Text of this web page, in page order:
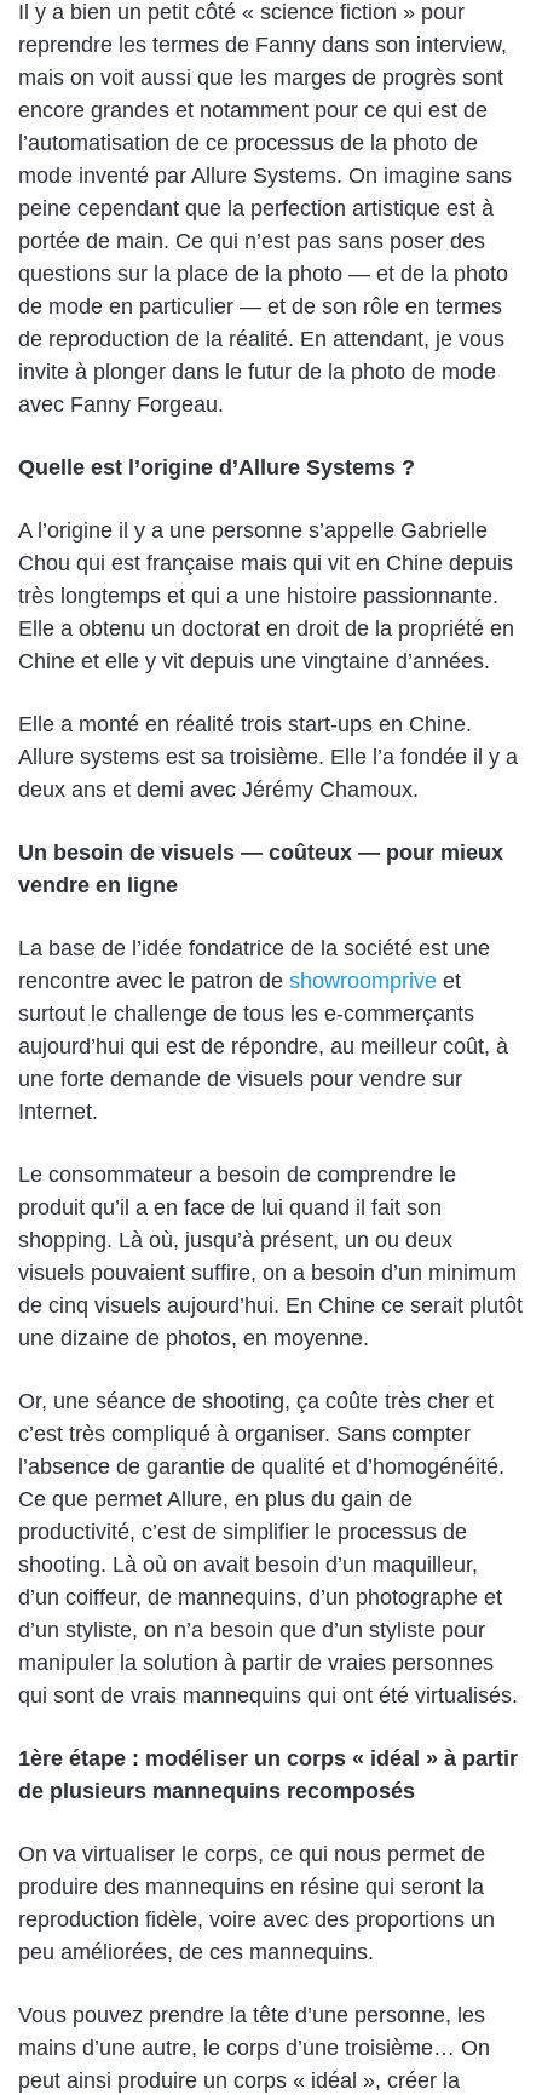
Il y a bien un petit côté « science fiction » pour
reprendre les termes de Fanny dans son interview,
mais on voit aussi que les marges de progrès sont
encore grandes et notamment pour ce qui est de
l’automatisation de ce processus de la photo de
mode inventé par Allure Systems. On imagine sans
peine cependant que la perfection artistique est à
portée de main. Ce qui n’est pas sans poser des
questions sur la place de la photo — et de la photo
de mode en particulier — et de son rôle en termes
de reproduction de la réalité. En attendant, je vous
invite à plonger dans le futur de la photo de mode
avec Fanny Forgeau.
Quelle est l’origine d’Allure Systems ?
A l’origine il y a une personne s’appelle Gabrielle
Chou qui est française mais qui vit en Chine depuis
très longtemps et qui a une histoire passionnante.
Elle a obtenu un doctorat en droit de la propriété en
Chine et elle y vit depuis une vingtaine d’années.
Elle a monté en réalité trois start-ups en Chine.
Allure systems est sa troisième. Elle l’a fondée il y a
deux ans et demi avec Jérémy Chamoux.
Un besoin de visuels — coûteux — pour mieux
vendre en ligne
La base de l’idée fondatrice de la société est une
rencontre avec le patron de showroomprive et
surtout le challenge de tous les e-commerçants
aujourd’hui qui est de répondre, au meilleur coût, à
une forte demande de visuels pour vendre sur
Internet.
Le consommateur a besoin de comprendre le
produit qu’il a en face de lui quand il fait son
shopping. Là où, jusqu’à présent, un ou deux
visuels pouvaient suffire, on a besoin d’un minimum
de cinq visuels aujourd’hui. En Chine ce serait plutôt
une dizaine de photos, en moyenne.
Or, une séance de shooting, ça coûte très cher et
c’est très compliqué à organiser. Sans compter
l’absence de garantie de qualité et d’homogénéité.
Ce que permet Allure, en plus du gain de
productivité, c’est de simplifier le processus de
shooting. Là où on avait besoin d’un maquilleur,
d’un coiffeur, de mannequins, d’un photographe et
d’un styliste, on n’a besoin que d’un styliste pour
manipuler la solution à partir de vraies personnes
qui sont de vrais mannequins qui ont été virtualisés.
1ère étape : modéliser un corps « idéal » à partir
de plusieurs mannequins recomposés
On va virtualiser le corps, ce qui nous permet de
produire des mannequins en résine qui seront la
reproduction fidèle, voire avec des proportions un
peu améliorées, de ces mannequins.
Vous pouvez prendre la tête d’une personne, les
mains d’une autre, le corps d’une troisième… On
peut ainsi produire un corps « idéal », créer la